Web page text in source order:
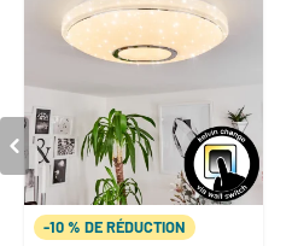
-10 % DE RÉDUCTION